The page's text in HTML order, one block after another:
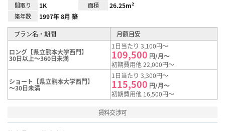
間取り 1K 面積 26.25m²
築年数 1997年 8月 築
プラン名・期間 月額目安
ロング【県立熊本大学西門】
30日以上～360日未満
1日当たり 3,100円～
109,500 円/月～
初期費用他 22,000円～
ショート【県立熊本大学西門】
～30日未満
1日当たり 3,300円～
115,500 円/月～
初期費用他 16,500円～
賃料交渉可